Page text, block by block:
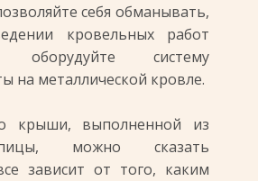
себя обманывать,
кровельных работ
оборудуйте систему
на металлической кровле.
крыши, выполненной из
можно сказать
зависит от того, каким